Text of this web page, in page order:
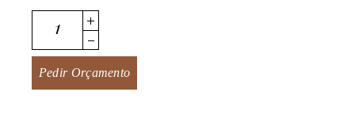
Real + Women quantity
Pedir Orçamento